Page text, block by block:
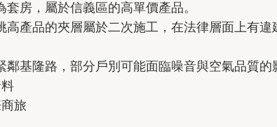
房，屬於信義區的高單價產品。
高產品的夾層屬於二次施工，在法律層面上有
基隆路，部分戶別可能面臨噪音與空氣品質的
旅